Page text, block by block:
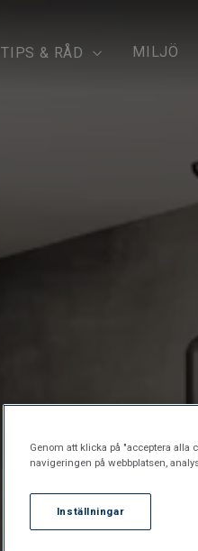
TIPS & RÅD MILJÖ
Genom att klicka på "acceptera
navigeringen på webbplatsen,
Inställningar